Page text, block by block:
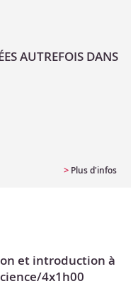
AUTREFOIS DANS
> Plus d'infos
et introduction à
4x1h00